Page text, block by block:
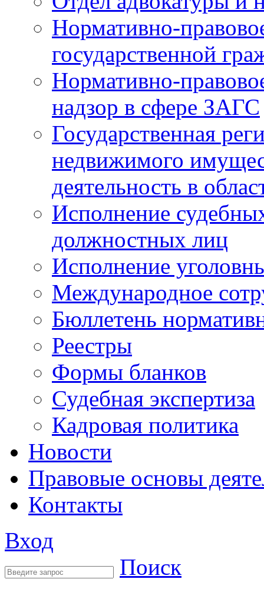
Нормативно-
государственной
Нормативно-
надзор в сфере ЗАГС
Государственная
недвижимого
деятельность в
Исполнение
должностных лиц
Исполнение
Международное
Бюллетень
Реестры
Формы бланков
Судебная экспертиза
Кадровая политика
Новости
Правовые основы
Контакты
Вход
Поиск